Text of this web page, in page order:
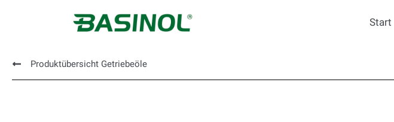
Start
Produktübersicht Getriebeöle